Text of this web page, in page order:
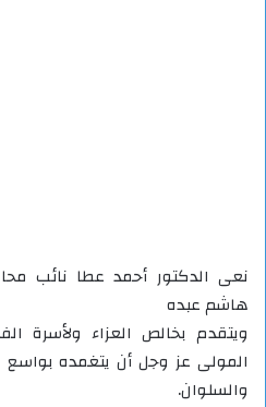
نعى الدكتور أحمد عطا نائب
هاشم عبده
ويتقدم بخالص العزاء ولأسرة
المولى عز وجل أن يتغمده بواسع
والسلوان.